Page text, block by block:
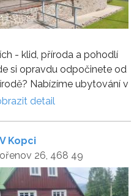
- klid, příroda a pohodlí
si opravdu odpočinete od
Nabízíme ubytování v
detail
Kopci
26, 468 49